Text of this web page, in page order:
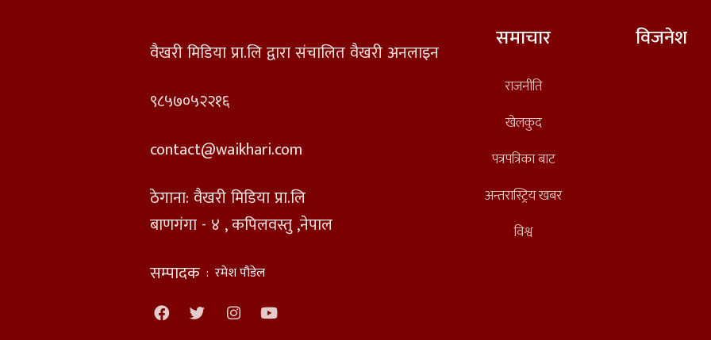
वैखरी मिडिया प्रा.लि द्वारा संचालित वैखरी अनलाइन
९८५७०५२२१६
contact@waikhari.com
ठेगाना: वैखरी मिडिया प्रा.लि
बाणगंगा - ४ , कपिलवस्तु ,नेपाल
सम्पादक : रमेश पौडेल
समाचार
राजनीति
खेलकुद
पत्रपत्रिका बाट
अन्तरास्ट्रिय खबर
विश्व
विजनेश